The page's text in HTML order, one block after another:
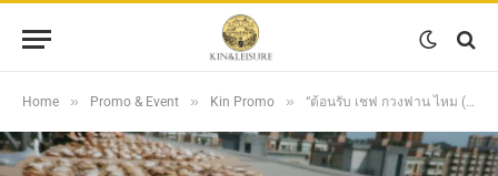
Home » Promo & Event » Kin Promo » “ต้อนรับ เชฟ กวงฟาน ไหม (Chef Guangfan Mai) เจ้าชายแห่งหอยเป๋าฮื้อจักรพรรดิ ณ ห้องอาหาร เดอะไชน่า เฮ้าส์